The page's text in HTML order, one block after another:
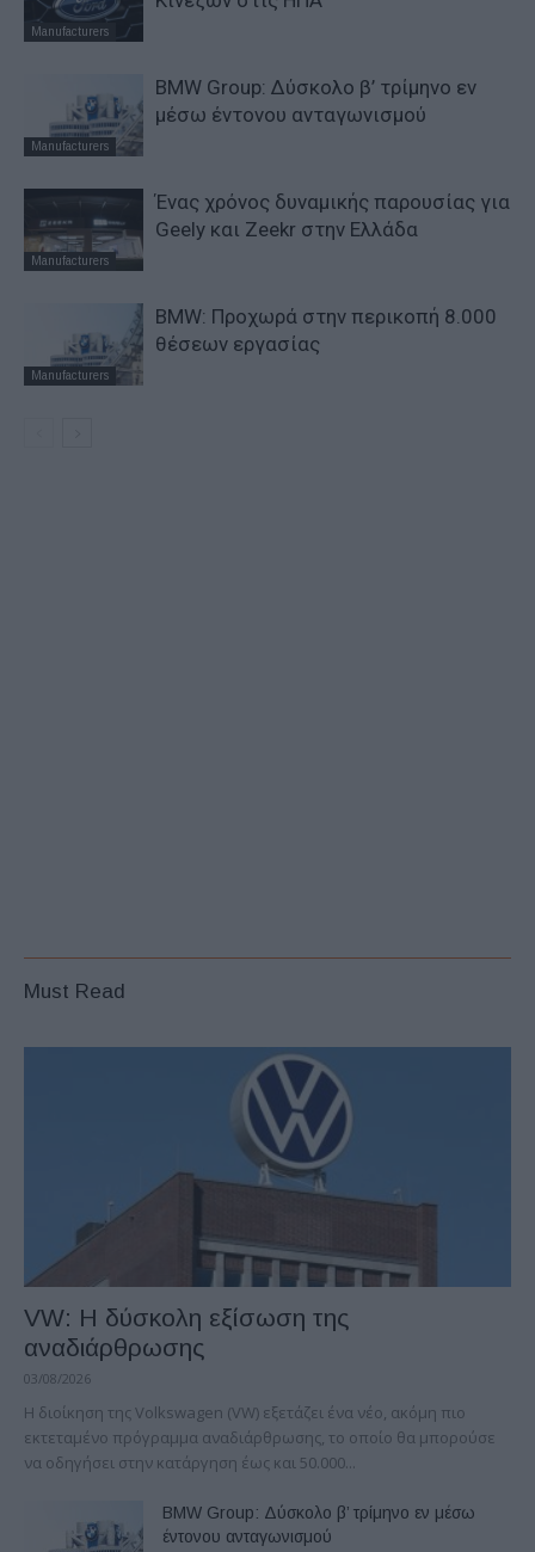
Manufacturers
Manufacturers
BMW Group: Δύσκολο β’ τρίμηνο εν
μέσω έντονου ανταγωνισμού
Manufacturers
Ένας χρόνος δυναμικής παρουσίας για
Geely και Zeekr στην Ελλάδα
Manufacturers
BMW: Προχωρά στην περικοπή 8.000
θέσεων εργασίας
Must Read
VW: Η δύσκολη εξίσωση της
αναδιάρθρωσης
03/08/2026
Η διοίκηση της Volkswagen (VW) εξετάζει ένα νέο, ακόμη πιο
εκτεταμένο πρόγραμμα αναδιάρθρωσης, το οποίο θα μπορούσε
να οδηγήσει στην κατάργηση έως και 50.000...
BMW Group: Δύσκολο β’ τρίμηνο εν μέσω
έντονου ανταγωνισμού